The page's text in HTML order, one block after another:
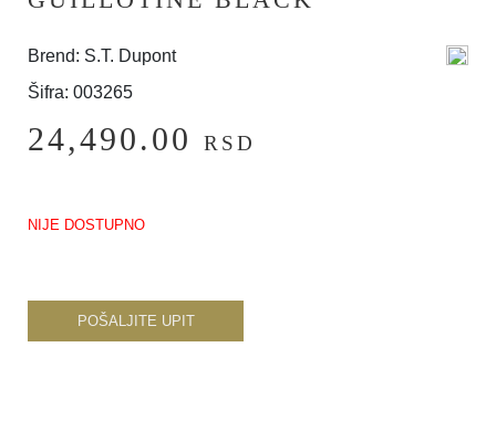
Brend: S.T. Dupont
Šifra: 003265
24,490.00 RSD
NIJE DOSTUPNO
POŠALJITE UPIT